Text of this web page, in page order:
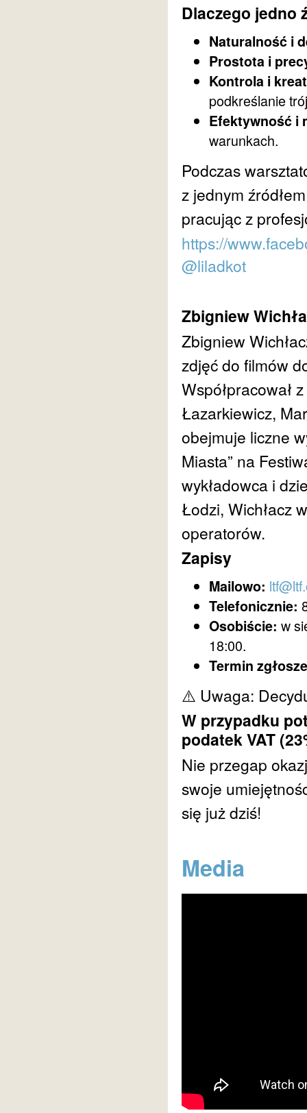
Dlaczego jedno
Naturalność i
Prostota i
Kontrola i
podkreślanie
Efektywność i
warunkach.
Podczas
z jednym
pracując z
https://
@liladkot
Zbigniew
Zbigniew
zdjęć do filmów
Współpracował
Łazarkiewicz,
obejmuje liczne
Miasta” na
wykładowca i
Łodzi, Wichłacz
operatorów.
Zapisy
Mailowo:
Telefonicznie:
Osobiście: w
18:00.
Termin
⚠️ Uwaga:
W przypadku
podatek VAT
Nie przegap
swoje
się już dziś!
Media